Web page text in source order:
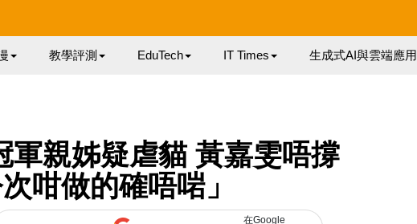
教學評測 EduTech IT Times 生成式AI與雲端應用
軍親姊疑虐貓 黃嘉雯唔撐
咁做的確唔啱」
在Google